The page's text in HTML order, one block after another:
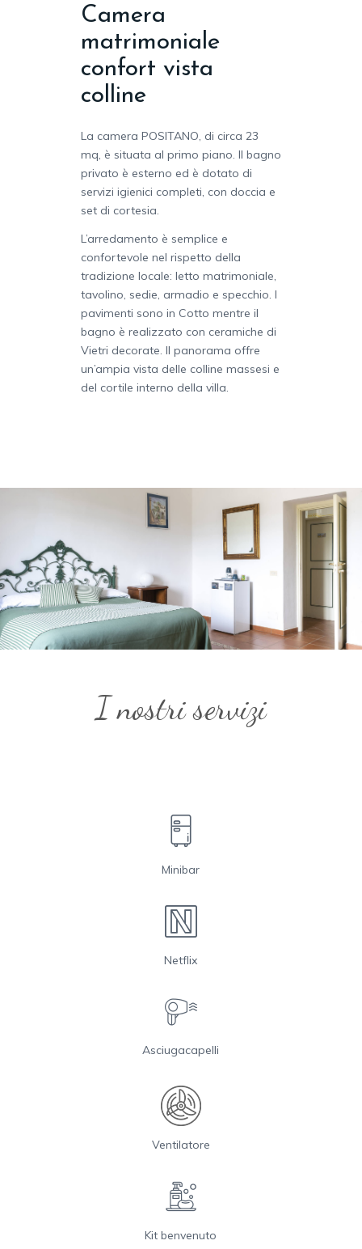
Camera
matrimoniale
confort vista
colline
La camera POSITANO, di circa 23
mq, è situata al primo piano. Il bagno
privato è esterno ed è dotato di
servizi igienici completi, con doccia e
set di cortesia.
L’arredamento è semplice e
confortevole nel rispetto della
tradizione locale: letto matrimoniale,
tavolino, sedie, armadio e specchio. I
pavimenti sono in Cotto mentre il
bagno è realizzato con ceramiche di
Vietri decorate. Il panorama offre
un’ampia vista delle colline massesi e
del cortile interno della villa.
I nostri servizi
Minibar
Netflix
Asciugacapelli
Ventilatore
Kit benvenuto